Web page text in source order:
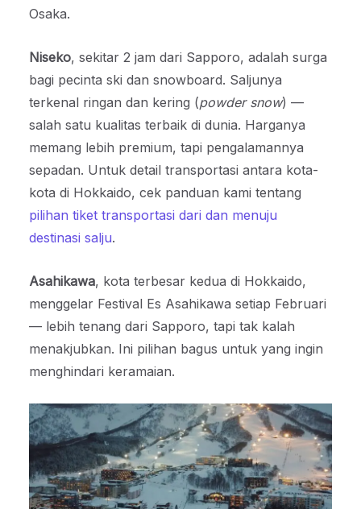
Osaka.
Niseko, sekitar 2 jam dari Sapporo, adalah surga
bagi pecinta ski dan snowboard. Saljunya
terkenal ringan dan kering (powder snow) —
salah satu kualitas terbaik di dunia. Harganya
memang lebih premium, tapi pengalamannya
sepadan. Untuk detail transportasi antara kota-
kota di Hokkaido, cek panduan kami tentang
pilihan tiket transportasi dari dan menuju
destinasi salju.
Asahikawa, kota terbesar kedua di Hokkaido,
menggelar Festival Es Asahikawa setiap Februari
— lebih tenang dari Sapporo, tapi tak kalah
menakjubkan. Ini pilihan bagus untuk yang ingin
menghindari keramaian.